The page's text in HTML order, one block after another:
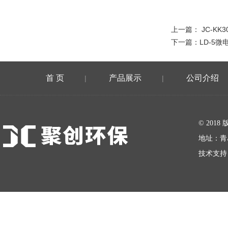
上一篇： JC-
下一篇： LD-5微
首 页 | 产品展示 | 公司介绍
© 2018
地址：
技术支